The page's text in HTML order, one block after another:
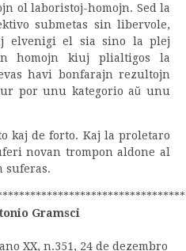
ol laboristoj-homojn. Sed la
submetas sin libervole,
elvenigi el sia sino la plej
homojn kiuj plialtigos la
havi bonfarajn rezultojn
por unu kategorio aŭ unu
kaj de forto. Kaj la proletaro
novan trompon aldone al
suferas.
Gramsci
XX, n.351, 24 de dezembro